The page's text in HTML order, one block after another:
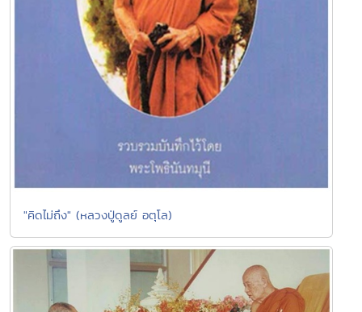
"คิดไม่ถึง" (หลวงปู่ดูลย์ อตุโล)